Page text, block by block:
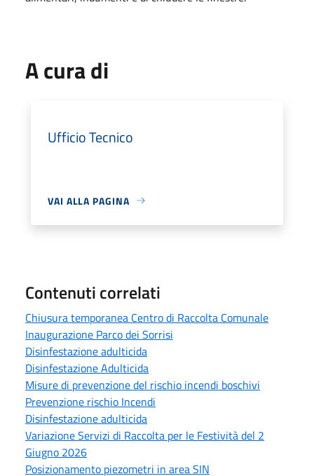
A cura di
Ufficio Tecnico
VAI ALLA PAGINA
Contenuti correlati
Chiusura temporanea Centro di Raccolta Comunale
Inaugurazione Parco dei Sorrisi
Disinfestazione adulticida
Disinfestazione Adulticida
Misure di prevenzione del rischio incendi boschivi
Prevenzione rischio Incendi
Disinfestazione adulticida
Variazione Servizi di Raccolta per le Festività del 2
Giugno 2026
Posizionamento piezometri in area SIN